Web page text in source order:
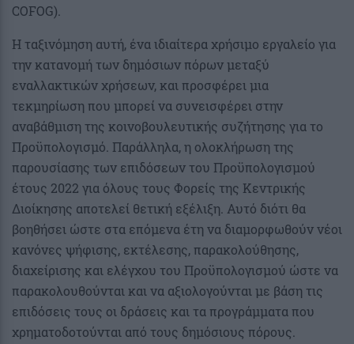
COFOG).
Η ταξινόμηση αυτή, ένα ιδιαίτερα χρήσιμο εργαλείο για
την κατανομή των δημόσιων πόρων μεταξύ
εναλλακτικών χρήσεων, και προσφέρει μια
τεκμηρίωση που μπορεί να συνεισφέρει στην
αναβάθμιση της κοινοβουλευτικής συζήτησης για το
Προϋπολογισμό. Παράλληλα, η ολοκλήρωση της
παρουσίασης των επιδόσεων του Προϋπολογισμού
έτους 2022 για όλους τους Φορείς της Κεντρικής
Διοίκησης αποτελεί θετική εξέλιξη. Αυτό διότι θα
βοηθήσει ώστε στα επόμενα έτη να διαμορφωθούν νέοι
κανόνες ψήφισης, εκτέλεσης, παρακολούθησης,
διαχείρισης και ελέγχου του Προϋπολογισμού ώστε να
παρακολουθούνται και να αξιολογούνται με βάση τις
επιδόσεις τους οι δράσεις και τα προγράμματα που
χρηματοδοτούνται από τους δημόσιους πόρους.